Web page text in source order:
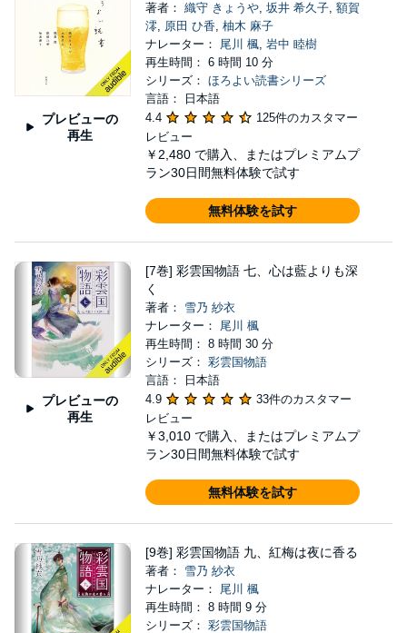
プレビューの
再生
著者： 織守 きょうや, 坂井 希久子, 額賀
澪, 原田 ひ香, 柚木 麻子
ナレーター： 尾川 楓, 岩中 睦樹
再生時間： 6 時間 10 分
シリーズ： ほろよい読書シリーズ
言語： 日本語
4.4
125件のカスタマー
レビュー
￥2,480 で購入、またはプレミアムプ
ラン30日間無料体験で試す
無料体験を試す
プレビューの
再生
[7巻] 彩雲国物語 七、心は藍よりも深
く
著者： 雪乃 紗衣
ナレーター： 尾川 楓
再生時間： 8 時間 30 分
シリーズ： 彩雲国物語
言語： 日本語
4.9
33件のカスタマー
レビュー
￥3,010 で購入、またはプレミアムプ
ラン30日間無料体験で試す
無料体験を試す
[9巻] 彩雲国物語 九、紅梅は夜に香る
著者： 雪乃 紗衣
ナレーター： 尾川 楓
再生時間： 8 時間 9 分
シリーズ： 彩雲国物語